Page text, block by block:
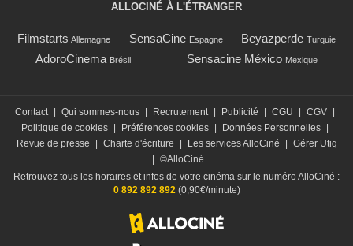
ALLOCINÉ À L'ÉTRANGER
Filmstarts Allemagne SensaCine Espagne Beyazperde Turquie
AdoroCinema Brésil Sensacine México Mexique
Contact Qui sommes-nous Recrutement Publicité CGU CGV
Politique de cookies
Préférences cookies Données Personnelles
Revue de presse
Charte d'écriture Les services AlloCiné
Gérer Utiq
©AlloCiné
Retrouvez tous les horaires et infos de votre cinéma sur le numéro AlloCiné :
0 892 892 892(0,90€/minute)